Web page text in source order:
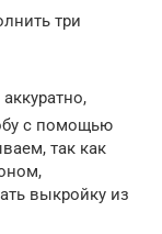
три
с помощью
так как
выкройку из